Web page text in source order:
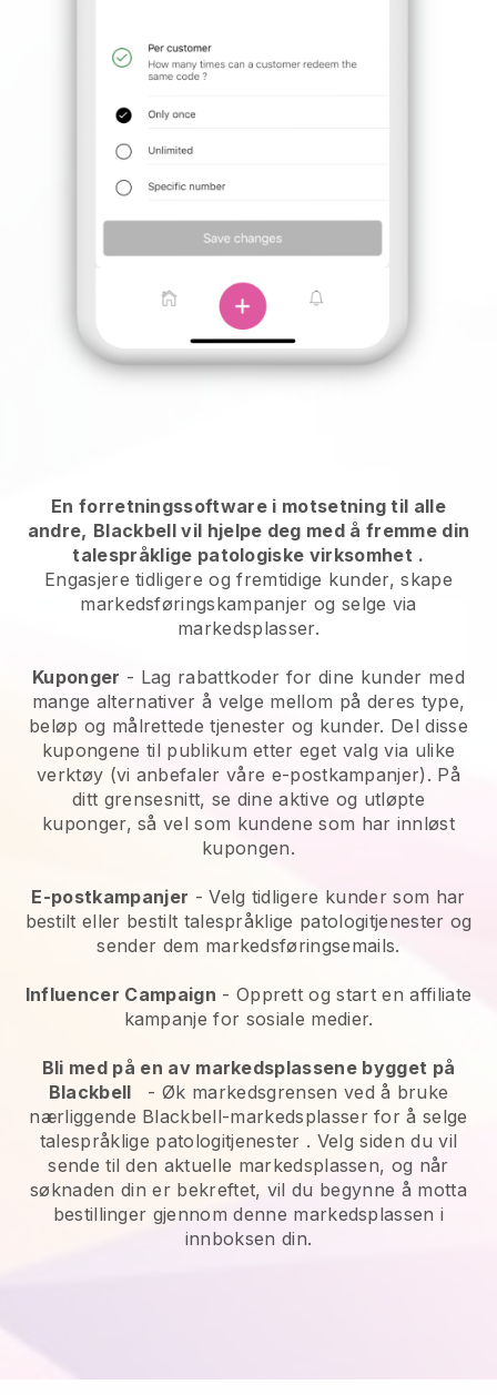
En forretningssoftware i motsetning til alle
andre, Blackbell vil hjelpe deg med å fremme din
talespråklige patologiske virksomhet .
Engasjere tidligere og fremtidige kunder, skape
markedsføringskampanjer og selge via
markedsplasser.
Kuponger - Lag rabattkoder for dine kunder med
mange alternativer å velge mellom på deres type,
beløp og målrettede tjenester og kunder. Del disse
kupongene til publikum etter eget valg via ulike
verktøy (vi anbefaler våre e-postkampanjer). På
ditt grensesnitt, se dine aktive og utløpte
kuponger, så vel som kundene som har innløst
kupongen.
E-postkampanjer -Velg tidligere kunder som har
bestilt eller bestilt talespråklige patologitjenester og
sender dem markedsføringsemails.
Influencer Campaign - Opprett og start en affiliate
kampanje for sosiale medier.
Bli med på en av markedsplassene bygget på
Blackbell
-Øk markedsgrensen ved å bruke
nærliggende Blackbell-markedsplasser for å selge
talespråklige patologitjenester . Velg siden du vil
sende til den aktuelle markedsplassen, og når
søknaden din er bekreftet, vil du begynne å motta
bestillinger gjennom denne markedsplassen i
innboksen din.